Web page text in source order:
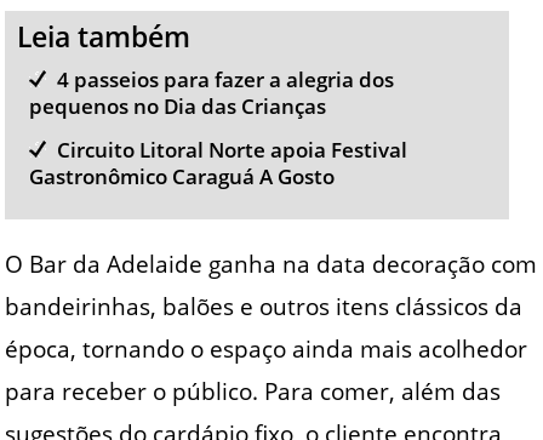
Leia também
4 passeios para fazer a alegria dos
pequenos no Dia das Crianças
Circuito Litoral Norte apoia Festival
Gastronômico Caraguá A Gosto
O Bar da Adelaide ganha na data decoração com
bandeirinhas, balões e outros itens clássicos da
época, tornando o espaço ainda mais acolhedor
para receber o público. Para comer, além das
sugestões do cardápio fixo, o cliente encontra